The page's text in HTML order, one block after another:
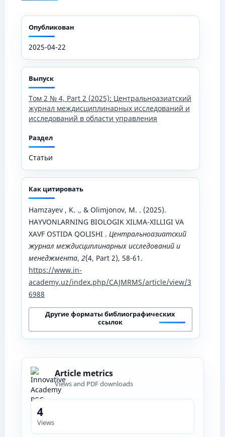
Опубликован
2025-04-22
Выпуск
Том 2 № 4, Part 2 (2025): Центральноазиатский
журнал междисциплинарных исследований и
исследований в области управления
Раздел
Статьи
Как цитировать
Hamzayev , K. ., & Olimjonov, M. . (2025).
HAYVONLARNING BIOLOGIK XILMA-XILLIGI VA
XAVF OSTIDA QOLISHI . Центральноазиатский
журнал междисциплинарных исследований и
менеджмента, 2(4, Part 2), 58-61.
https://www.in-
academy.uz/index.php/CAJMRMS/article/view/3
6988
Другие форматы библиографических
ссылок
Article metrics
Views and PDF downloads
4
Views